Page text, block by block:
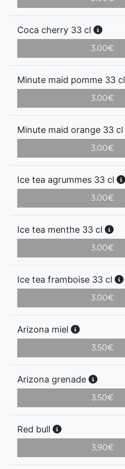
Coca cherry 33 cl
3.00€
Minute maid pomme 33 cl
3.00€
Minute maid orange 33 cl
3.00€
Ice tea agrummes 33 cl
3.00€
Ice tea menthe 33 cl
3.00€
Ice tea framboise 33 cl
3.00€
Arizona miel
3.50€
Arizona grenade
3.50€
Red bull
3.90€